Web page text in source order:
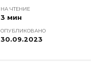
НА ЧТЕНИЕ
3 мин
ОПУБЛИКОВАНО
30.09.2023